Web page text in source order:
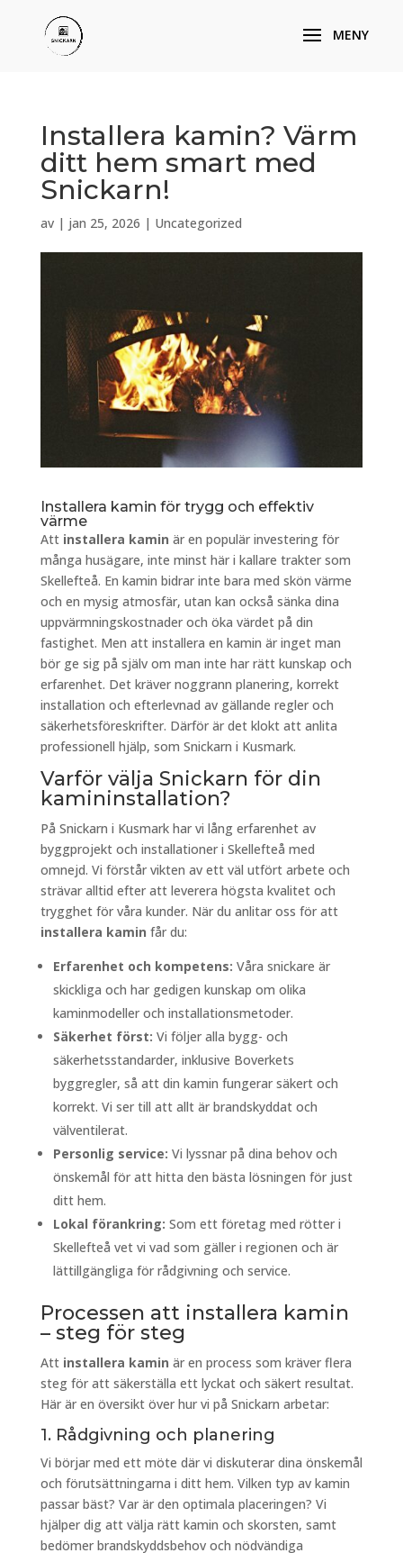
Installera kamin? Värm
ditt hem smart med
Snickarn!
av | jan 25, 2026 | Uncategorized
Installera kamin för trygg och effektiv
värme
Att installera kamin är en populär investering för
många husägare, inte minst här i kallare trakter som
Skellefteå. En kamin bidrar inte bara med skön värme
och en mysig atmosfär, utan kan också sänka dina
uppvärmningskostnader och öka värdet på din
fastighet. Men att installera en kamin är inget man
bör ge sig på själv om man inte har rätt kunskap och
erfarenhet. Det kräver noggrann planering, korrekt
installation och efterlevnad av gällande regler och
säkerhetsföreskrifter. Därför är det klokt att anlita
professionell hjälp, som Snickarn i Kusmark.
Varför välja Snickarn för din
kamininstallation?
På Snickarn i Kusmark har vi lång erfarenhet av
byggprojekt och installationer i Skellefteå med
omnejd. Vi förstår vikten av ett väl utfört arbete och
strävar alltid efter att leverera högsta kvalitet och
trygghet för våra kunder. När du anlitar oss för att
installera kamin får du:
Erfarenhet och kompetens: Våra snickare är
skickliga och har gedigen kunskap om olika
kaminmodeller och installationsmetoder.
Säkerhet först: Vi följer alla bygg- och
säkerhetsstandarder, inklusive Boverkets
byggregler, så att din kamin fungerar säkert och
korrekt. Vi ser till att allt är brandskyddat och
välventilerat.
Personlig service: Vi lyssnar på dina behov och
önskemål för att hitta den bästa lösningen för just
ditt hem.
Lokal förankring: Som ett företag med rötter i
Skellefteå vet vi vad som gäller i regionen och är
lättillgängliga för rådgivning och service.
Processen att installera kamin
– steg för steg
Att installera kamin är en process som kräver flera
steg för att säkerställa ett lyckat och säkert resultat.
Här är en översikt över hur vi på Snickarn arbetar:
1. Rådgivning och planering
Vi börjar med ett möte där vi diskuterar dina önskemål
och förutsättningarna i ditt hem. Vilken typ av kamin
passar bäst? Var är den optimala placeringen? Vi
hjälper dig att välja rätt kamin och skorsten, samt
bedömer brandskyddsbehov och nödvändiga